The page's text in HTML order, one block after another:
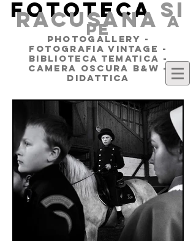
FOTOTECA SI
RACUSANAa
pe
PHOTOGALLERY -
FOTOGRAFIA VINTAGE -
BIBLIOTECA TEMATICA -
CAMERA OSCURA B&W -
DIDATTICA